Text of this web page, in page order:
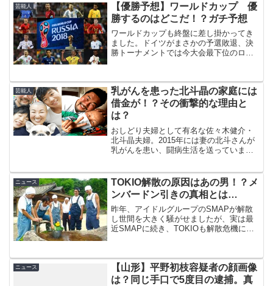
芸能人
【優勝予想】ワールドカップ 優
勝するのはどこだ！？ガチ予想
ワールドカップも終盤に差し掛かってき
ました。ドイツがまさかの予選敗退、決
勝トーナメントでは今大会最下位のロシ
ン、ポルトガルが負け、惜しくも日本も
ベルギーに負けてしまいま...
芸能人
乳がんを患った北斗晶の家庭には
借金が！？その衝撃的な理由と
は？
おしどり夫婦として有名な佐々木健介・
北斗晶夫婦。2015年には妻の北斗さんが
乳がんを患い、闘病生活を送っていまし
ニュース
TOKIO解散の原因はあの男！？メ
ンバードン引きの真相とは…
昨年、アイドルグループのSMAPが解散
し世間を大きく騒がせましたが、実は最
近SMAPに続き、TOKIOも解散危機に陥
ニュース
【山形】平野初枝容疑者の顔画像
は？同じ手口で5度目の逮捕。真